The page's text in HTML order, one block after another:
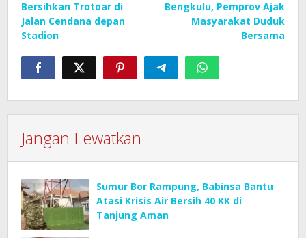
Bersihkan Trotoar di
Jalan Cendana depan
Stadion
Bengkulu, Pemprov Ajak
Masyarakat Duduk
Bersama
Jangan Lewatkan
Sumur Bor Rampung, Babinsa Bantu
Atasi Krisis Air Bersih 40 KK di
Tanjung Aman